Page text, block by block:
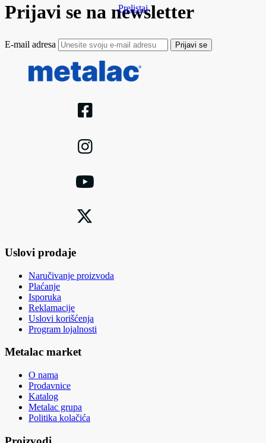
Prelistaj
Prijavi se na newsletter
E-mail adresa Prijavi se
Uslovi prodaje
Naručivanje proizvoda
Plaćanje
Isporuka
Reklamacije
Uslovi korišćenja
Program lojalnosti
Metalac market
O nama
Prodavnice
Katalog
Metalac grupa
Politika kolačića